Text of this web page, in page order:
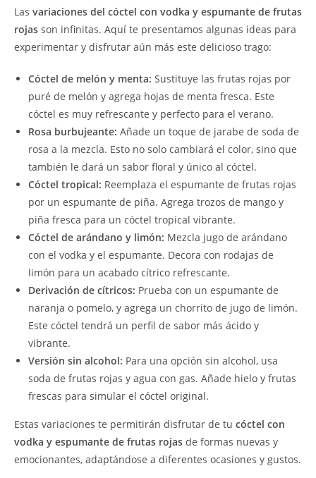
Las variaciones del cóctel con vodka y espumante de frutas
rojas son infinitas. Aquí te presentamos algunas ideas para
experimentar y disfrutar aún más este delicioso trago:
Cóctel de melón y menta: Sustituye las frutas rojas por
puré de melón y agrega hojas de menta fresca. Este
cóctel es muy refrescante y perfecto para el verano.
Rosa burbujeante: Añade un toque de jarabe de soda de
rosa a la mezcla. Esto no solo cambiará el color, sino que
también le dará un sabor floral y único al cóctel.
Cóctel tropical: Reemplaza el espumante de frutas rojas
por un espumante de piña. Agrega trozos de mango y
piña fresca para un cóctel tropical vibrante.
Cóctel de arándano y limón: Mezcla jugo de arándano
con el vodka y el espumante. Decora con rodajas de
limón para un acabado cítrico refrescante.
Derivación de cítricos: Prueba con un espumante de
naranja o pomelo, y agrega un chorrito de jugo de limón.
Este cóctel tendrá un perfil de sabor más ácido y
vibrante.
Versión sin alcohol: Para una opción sin alcohol, usa
soda de frutas rojas y agua con gas. Añade hielo y frutas
frescas para simular el cóctel original.
Estas variaciones te permitirán disfrutar de tu cóctel con
vodka y espumante de frutas rojas de formas nuevas y
emocionantes, adaptándose a diferentes ocasiones y gustos.